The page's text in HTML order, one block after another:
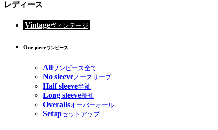
レディース
Vintageヴィンテージ
One pieceワンピース
Allワンピース全て
No sleeve ノースリーブ
Half sleeve半袖
Long sleeve長袖
Overallsオーバーオール
Setupセットアップ